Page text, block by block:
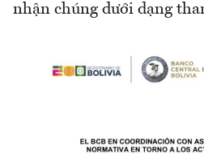
nhận chúng dưới dạng